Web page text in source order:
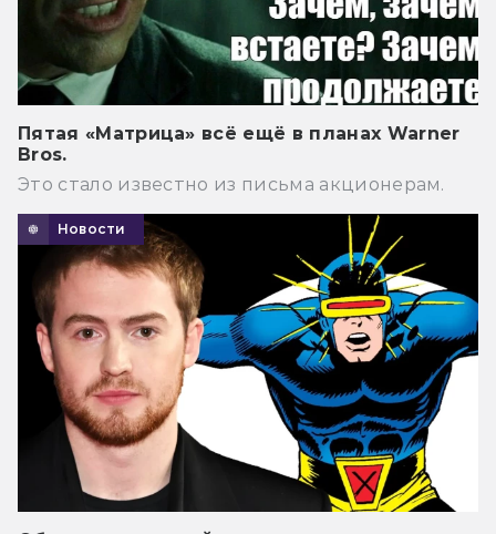
Пятая «Матрица» всё ещё в планах Warner
Bros.
Это стало известно из письма акционерам.
Новости